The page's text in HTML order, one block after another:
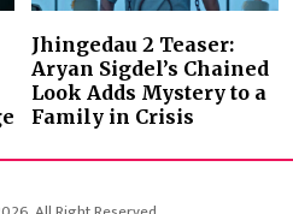
Jhingedau 2 Teaser:
Aryan Sigdel’s Chained
Look Adds Mystery to a
Family in Crisis